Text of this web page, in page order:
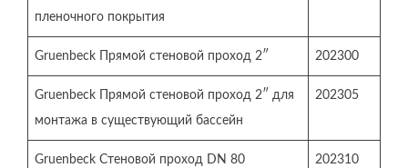
пленочного покрытия
Gruenbeck Прямой стеновой проход 2″ 202300
Gruenbeck Прямой стеновой проход 2″ для
монтажа в существующий бассейн
202305
Gruenbeck Стеновой проход DN 80 202310